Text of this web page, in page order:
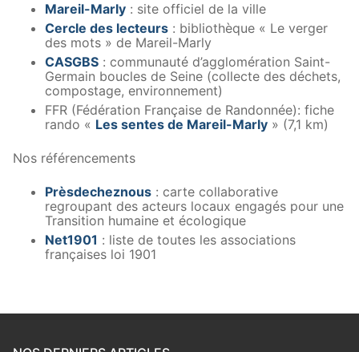
Mareil-Marly : site officiel de la ville
Cercle des lecteurs : bibliothèque « Le verger
des mots » de Mareil-Marly
CASGBS : communauté d’agglomération Saint-
Germain boucles de Seine (collecte des déchets,
compostage, environnement)
FFR (Fédération Française de Randonnée): fiche
rando « Les sentes de Mareil-Marly » (7,1 km)
Nos référencements
Prèsdecheznous : carte collaborative
regroupant des acteurs locaux engagés pour une
Transition humaine et écologique
Net1901 : liste de toutes les associations
françaises loi 1901